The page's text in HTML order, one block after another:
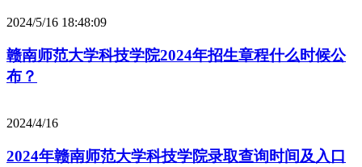
2024/5/16 18:48:09
赣南师范大学科技学院2024年招生章程什么时候公
布？
2024/4/16
2024年赣南师范大学科技学院录取查询时间及入口